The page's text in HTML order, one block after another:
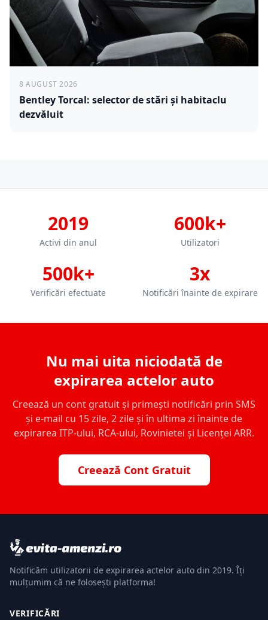
8 AUGUST 2026
Bentley Torcal: selector de stări și habitaclu
dezvăluit
2019
Activi din anul
600k+
Utilizatori
500k+
Verificări efectuate
3x
Notificări înainte de expirare
Nu mai uita niciodată de
expirarea actelor auto
Creează un cont gratuit și primești notificări prin SMS
și e-mail cu 15 zile, 2 zile și în ultima zi înainte de
expirarea ITP-ului, RCA-ului, Rovinietei și Licenței ARR.
Creează Cont Gratuit
Notificăm utilizatorii de expirarea actelor auto din 2019. Îți
mulțumim că ne folosești platforma!
VERIFICĂRI